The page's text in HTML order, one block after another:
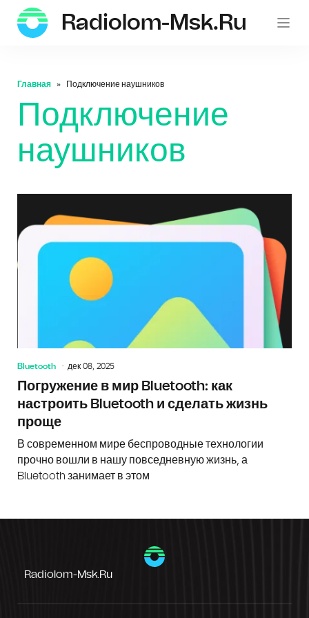
Radiolom-Msk.ru
Главная Подключение наушников
Подключение
наушников
Bluetooth дек 08, 2025
Погружение в мир Bluetooth: как
настроить Bluetooth и сделать жизнь
проще
В современном мире беспроводные технологии
прочно вошли в нашу повседневную жизнь, а
Bluetooth занимает в этом
Radiolom-Msk.ru